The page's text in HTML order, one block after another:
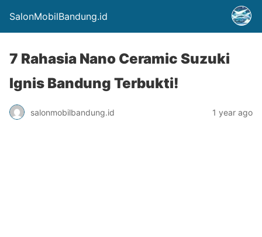
SalonMobilBandung.id
7 Rahasia Nano Ceramic Suzuki
Ignis Bandung Terbukti!
salonmobilbandung.id 1 year ago